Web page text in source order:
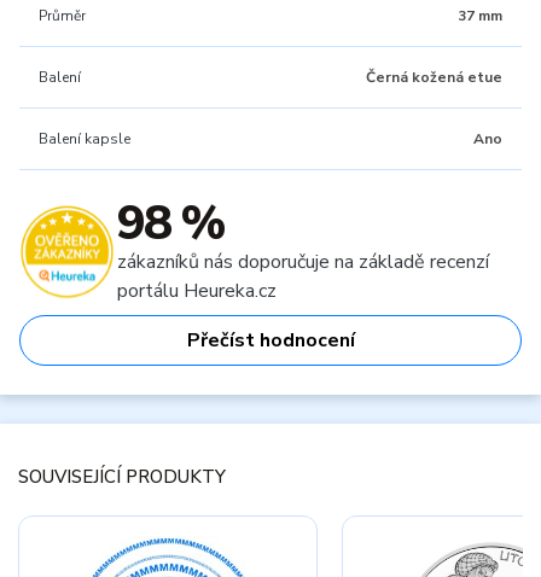
Průměr 37 mm
Balení Černá kožená etue
Balení kapsle Ano
98 %
zákazníků nás doporučuje na základě recenzí
portálu Heureka.cz
Přečíst hodnocení
SOUVISEJÍCÍ PRODUKTY